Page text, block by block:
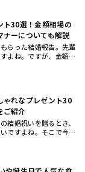
ト30選！金額相場の
ーについても解説
らった結婚報告。先輩
よね。ですが、金額相
ゃれなプレゼント30
ご紹介
結婚祝いを贈るとき、
ですよね。そこで今回